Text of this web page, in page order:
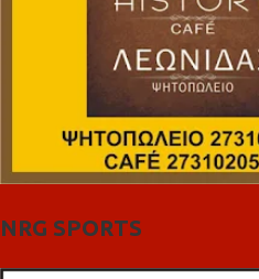
NRG SPORTS